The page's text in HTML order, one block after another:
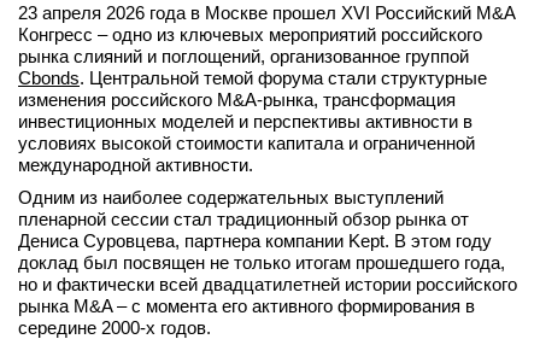
Стать автором
Вход
23 апреля 2026 года в Москве прошел XVI Российский M&A
Конгресс – одно из ключевых мероприятий российского
рынка слияний и поглощений, организованное группой
Cbonds. Центральной темой форума стали структурные
изменения российского M&A-рынка, трансформация
инвестиционных моделей и перспективы активности в
условиях высокой стоимости капитала и ограниченной
международной активности.
Одним из наиболее содержательных выступлений
пленарной сессии стал традиционный обзор рынка от
Дениса Суровцева, партнера компании Kept. В этом году
доклад был посвящен не только итогам прошедшего года,
но и фактически всей двадцатилетней истории российского
рынка M&A – с момента его активного формирования в
середине 2000-х годов.